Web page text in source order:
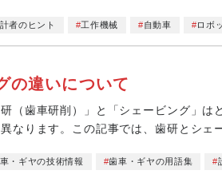
者のヒント 工作機械 自動車 ロボ
の違いについて
（歯車研削）」と「シェービング」は
なります。この記事では、歯研とシェ
・ギヤの技術情報 歯車・ギヤの用語集